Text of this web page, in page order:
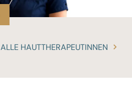
ALLE HAUTTHERAPEUTINNEN